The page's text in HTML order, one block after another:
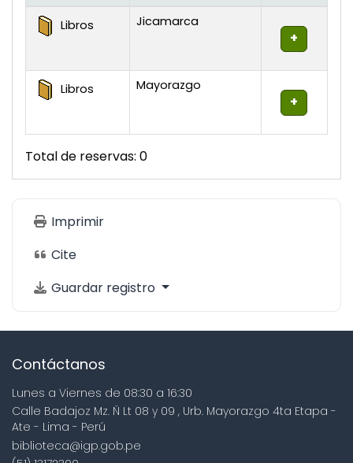
Existencias
Libros Jicamarca
Libros Mayorazgo
Total de reservas: 0
Imprimir
Cite
Guardar registro
Contáctanos
Lunes a Viernes de 08:30 a 16:30
Calle Badajoz Mz. Ñ Lt 08 y 09 , Urb. Mayorazgo 4ta Etapa -
Ate - Lima - Perú
biblioteca@igp.gob.pe